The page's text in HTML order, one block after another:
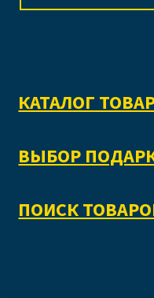
КАТАЛОГ
ВЫБОР
ПОИСК